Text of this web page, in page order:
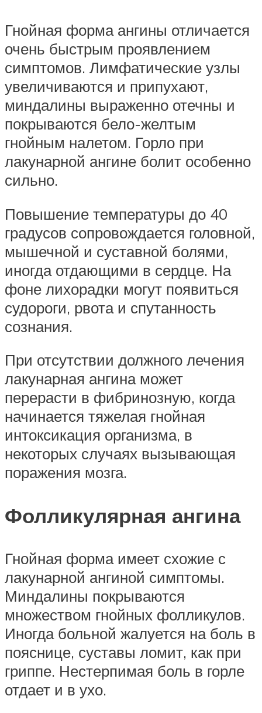
Гнойная форма ангины отличается
очень быстрым проявлением
симптомов. Лимфатические узлы
увеличиваются и припухают,
миндалины выраженно отечны и
покрываются бело-желтым
гнойным налетом. Горло при
лакунарной ангине болит особенно
сильно.
Повышение температуры до 40
градусов сопровождается головной,
мышечной и суставной болями,
иногда отдающими в сердце. На
фоне лихорадки могут появиться
судороги, рвота и спутанность
сознания.
При отсутствии должного лечения
лакунарная ангина может
перерасти в фибринозную, когда
начинается тяжелая гнойная
интоксикация организма, в
некоторых случаях вызывающая
поражения мозга.
Фолликулярная ангина
Гнойная форма имеет схожие с
лакунарной ангиной симптомы.
Миндалины покрываются
множеством гнойных фолликулов.
Иногда больной жалуется на боль в
пояснице, суставы ломит, как при
гриппе. Нестерпимая боль в горле
отдает и в ухо.